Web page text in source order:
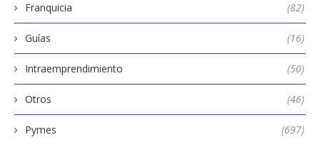
Franquicia (82)
Guías (16)
Intraemprendimiento (50)
Otros (46)
Pymes (697)